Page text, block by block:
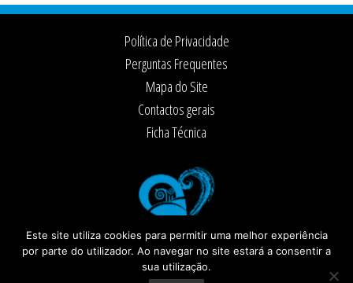
Footer
Política de Privacidade
Perguntas Frequentes
Mapa do Site
Contactos gerais
Ficha Técnica
Este site utiliza cookies para permitir uma melhor experiência
por parte do utilizador. Ao navegar no site estará a consentir a
sua utilização.